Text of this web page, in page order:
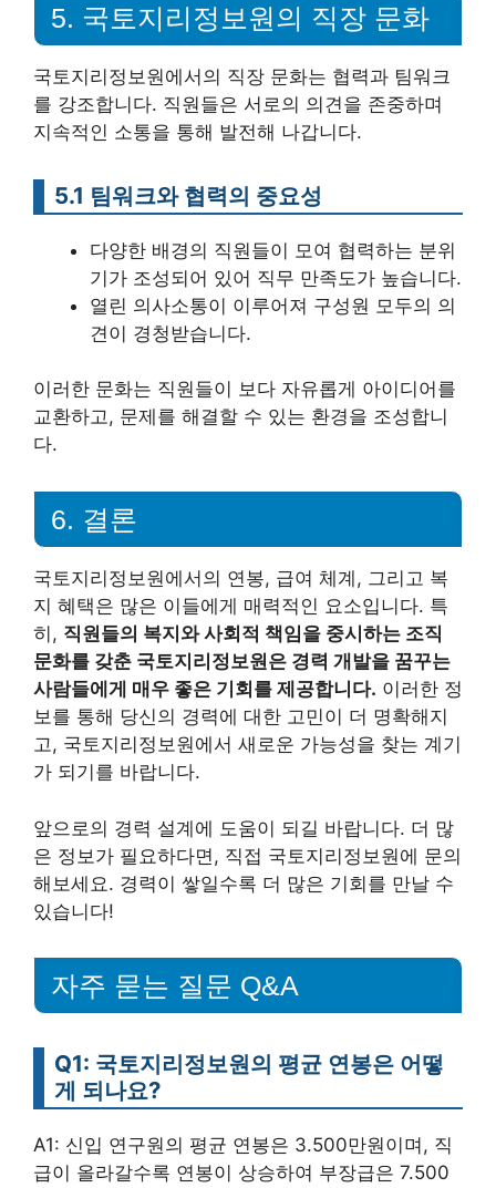
5. 국토지리정보원의 직장 문화
국토지리정보원에서의 직장 문화는 협력과 팀워크
를 강조합니다. 직원들은 서로의 의견을 존중하며
지속적인 소통을 통해 발전해 나갑니다.
5.1 팀워크와 협력의 중요성
다양한 배경의 직원들이 모여 협력하는 분위
기가 조성되어 있어 직무 만족도가 높습니다.
열린 의사소통이 이루어져 구성원 모두의 의
견이 경청받습니다.
이러한 문화는 직원들이 보다 자유롭게 아이디어를
교환하고, 문제를 해결할 수 있는 환경을 조성합니
다.
6. 결론
국토지리정보원에서의 연봉, 급여 체계, 그리고 복
지 혜택은 많은 이들에게 매력적인 요소입니다. 특
히, 직원들의 복지와 사회적 책임을 중시하는 조직
문화를 갖춘 국토지리정보원은 경력 개발을 꿈꾸는
사람들에게 매우 좋은 기회를 제공합니다. 이러한 정
보를 통해 당신의 경력에 대한 고민이 더 명확해지
고, 국토지리정보원에서 새로운 가능성을 찾는 계기
가 되기를 바랍니다.
앞으로의 경력 설계에 도움이 되길 바랍니다. 더 많
은 정보가 필요하다면, 직접 국토지리정보원에 문의
해보세요. 경력이 쌓일수록 더 많은 기회를 만날 수
있습니다!
자주 묻는 질문 Q&A
Q1: 국토지리정보원의 평균 연봉은 어떻
게 되나요?
A1: 신입 연구원의 평균 연봉은 3.500만원이며, 직
급이 올라갈수록 연봉이 상승하여 부장급은 7.500